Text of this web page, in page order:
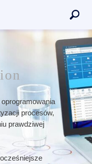
procesów,
prawdziwej